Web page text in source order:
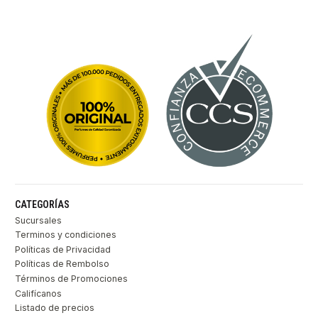
CATEGORÍAS
Sucursales
Terminos y condiciones
Políticas de Privacidad
Políticas de Rembolso
Términos de Promociones
Califícanos
Listado de precios